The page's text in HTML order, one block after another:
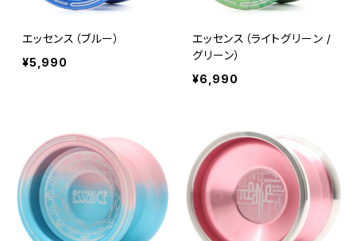
エッセンス（ブルー）
¥5,990
エッセンス（ライトグリーン /
グリーン）
¥6,990